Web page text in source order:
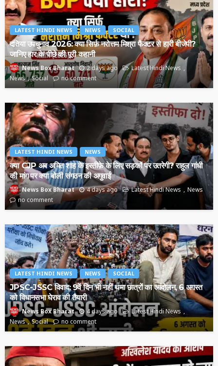
LATEST HINDI NEWS NEWS SOCIAL
दतिया उपचुनाव 2026: क्या सिर्फ़ नरोत्तम मिश्रा फैक्टर से हारी बीजेपी?
जानिए हार के पीछे की पूरी कहानी
News Box Bharat 2 days ago
Latest Hindi News
News
Social no comment
LATEST HINDI NEWS NEWS
क्या CJP अब अमित शाह के इस्तीफ़े के लिए सड़कों पर उतरेगी? राहुल गांधी
की मांग पर क्या बोली संगठन की अगुवाई
News Box Bharat 4 days ago Latest Hindi News
News
no comment
LATEST HINDI NEWS NEWS SOCIAL
JPSC-JSSC विवाद: 9वें दिन भी नहीं थमा छात्रों का आंदोलन, 6 अगस्त
को विधानसभा घेराव की तैयारी
News Box Bharat 4 days ago
Latest Hindi News
News
Social no comment